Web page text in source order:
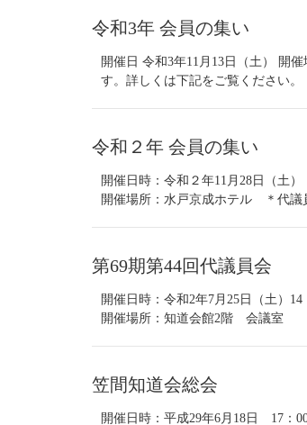
令和3年 会員の集い
開催日 令和3年11月13日（土） 開
す。詳しくは下記をご覧ください
令和２年 会員の集い
開催日時：令和２年11月28日（土）
開催場所：水戸京成ホテル ＊代議
第69期第44回代議員会
開催日時：令和2年7月25日（土）14
開催場所：知道会館2階 会議室
笠間知道会総会
開催日時：平成29年6月18日 17：